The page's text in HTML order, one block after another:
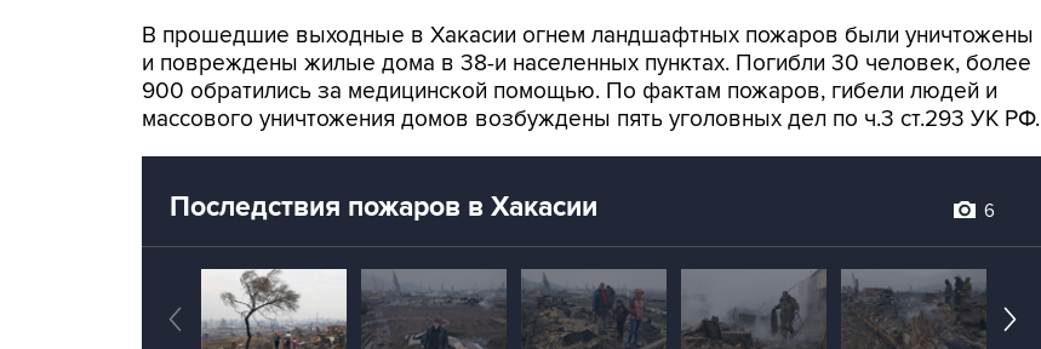
В прошедшие выходные в Хакасии огнем ландшафтных пожаров были уничтожены
и повреждены жилые дома в 38-и населенных пунктах. Погибли 30 человек, более
900 обратились за медицинской помощью. По фактам пожаров, гибели людей и
массового уничтожения домов возбуждены пять уголовных дел по ч.3 ст.293 УК РФ.
Последствия пожаров в Хакасии 6